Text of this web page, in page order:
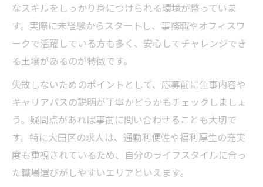
なスキルをしっかり身につけられる環境が整っていま
す。実際に未経験からスタートし、事務職やオフィスワ
ークで活躍している方も多く、安心してチャレンジでき
る土壌があるのが特徴です。
失敗しないためのポイントとして、応募前に仕事内容や
キャリアパスの説明が丁寧かどうかもチェックしましょ
う。疑問点があれば事前に問い合わせることも大切で
す。特に大田区の求人は、通勤利便性や福利厚生の充実
度も重視されているため、自分のライフスタイルに合っ
た職場選びがしやすいエリアといえます。